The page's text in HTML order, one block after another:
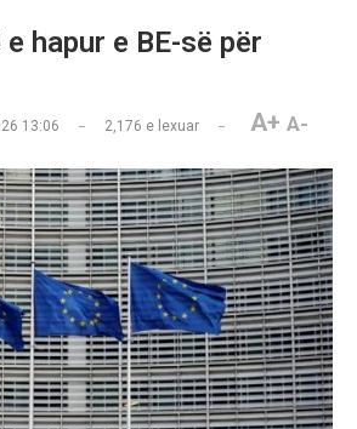
hapur e BE-së për
13:06 2,176 e lexuar A+ A-